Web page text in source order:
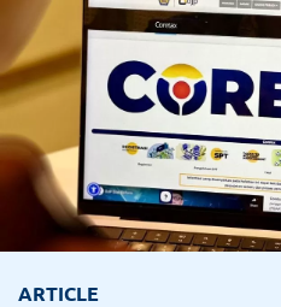
ARTICLE